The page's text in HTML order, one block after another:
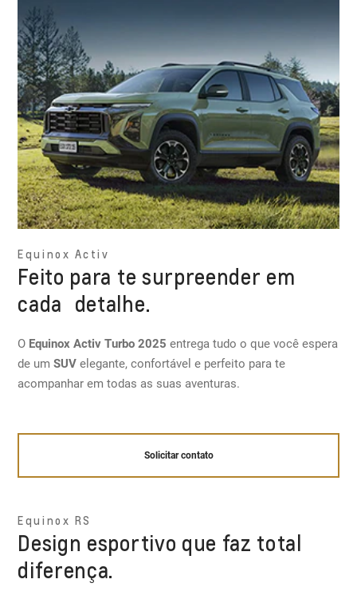
Equinox Activ
Feito para te surpreender em
cada detalhe.
O Equinox Activ Turbo 2025 entrega tudo o que você espera
de umSUV elegante, confortável e perfeito para te
acompanhar em todas as suas aventuras.
Solicitar contato
Equinox RS
Design esportivo que faz total
diferença.